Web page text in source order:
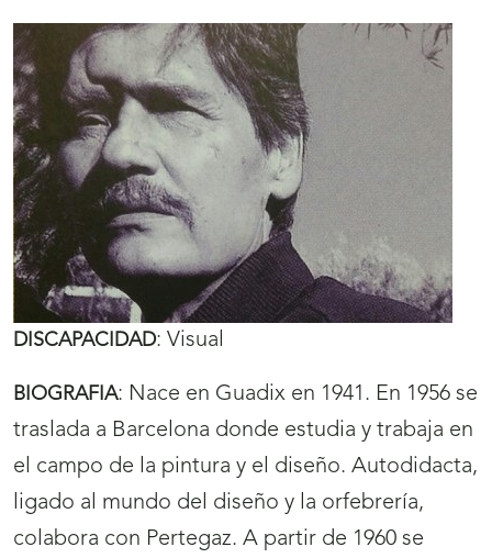
DISCAPACIDAD: Visual
BIOGRAFIA: Nace en Guadix en 1941. En 1956 se
traslada a Barcelona donde estudia y trabaja en
el campo de la pintura y el diseño. Autodidacta,
ligado al mundo del diseño y la orfebrería,
colabora con Pertegaz. A partir de 1960 se